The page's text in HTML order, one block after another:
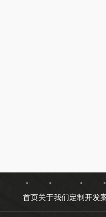
首页关于我们定制开发